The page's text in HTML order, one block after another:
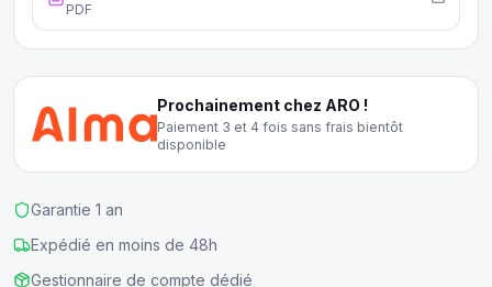
PDF
Prochainement chez ARO !
Paiement 3 et 4 fois sans frais bientôt
disponible
Garantie 1 an
Expédié en moins de 48h
Gestionnaire de compte dédié